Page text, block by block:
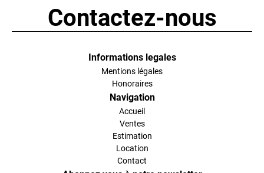
Contactez-nous
Informations legales
Mentions légales
Honoraires
Navigation
Accueil
Ventes
Estimation
Location
Contact